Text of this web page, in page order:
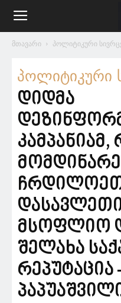
მთავარი პოლიტიკური
პოლიტიკური
დიდმა
მსოფლიო
შელახა
რეპუტაცია